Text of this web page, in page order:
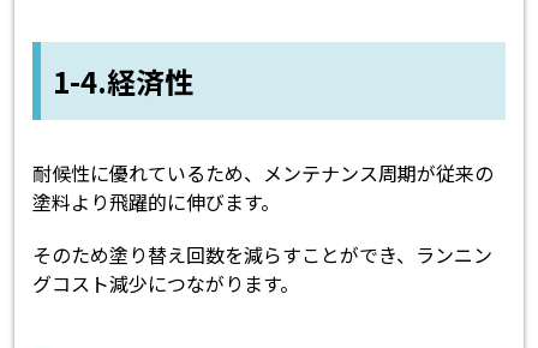
1-4.経済性
耐候性に優れているため、メンテナンス周期が従来の
塗料より飛躍的に伸びます。
そのため塗り替え回数を減らすことができ、ランニン
グコスト減少につながります。